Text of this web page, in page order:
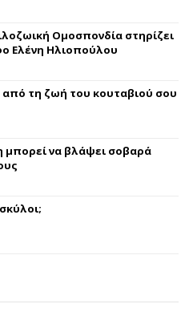
Ομοσπονδία στηρίζει
Ελένη Ηλιοπούλου
από τη ζωή του κουταβιού σου
μπορεί να βλάψει σοβαρά